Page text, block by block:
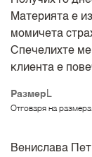
Размер L
Отговаря на размера
Материята е
момичета
Спечелихте
клиента е
Венислава